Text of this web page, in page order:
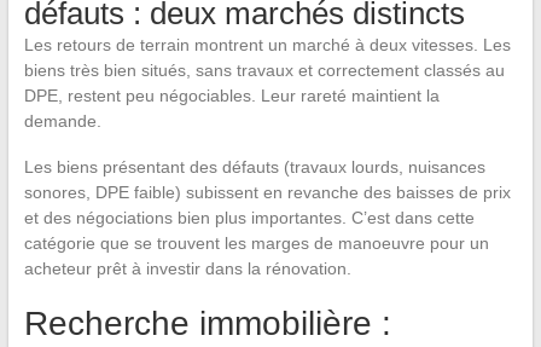
défauts : deux marchés distincts
Les retours de terrain montrent un marché à deux vitesses. Les
biens très bien situés, sans travaux et correctement classés au
DPE, restent peu négociables. Leur rareté maintient la
demande.
Les biens présentant des défauts (travaux lourds, nuisances
sonores, DPE faible) subissent en revanche des baisses de prix
et des négociations bien plus importantes. C’est dans cette
catégorie que se trouvent les marges de manoeuvre pour un
acheteur prêt à investir dans la rénovation.
Recherche immobilière :